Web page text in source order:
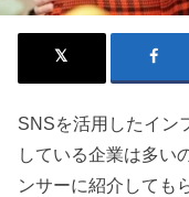
SNSを活用したイン
している企業は多い
ンサーに紹介しても